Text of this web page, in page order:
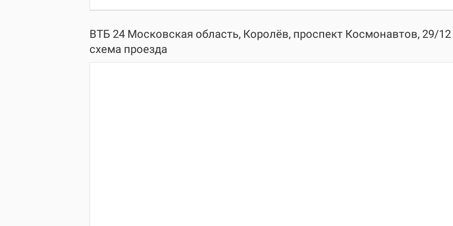
ВТБ 24 Московская область, Королёв, проспект Космонавтов, 29/12
схема проезда